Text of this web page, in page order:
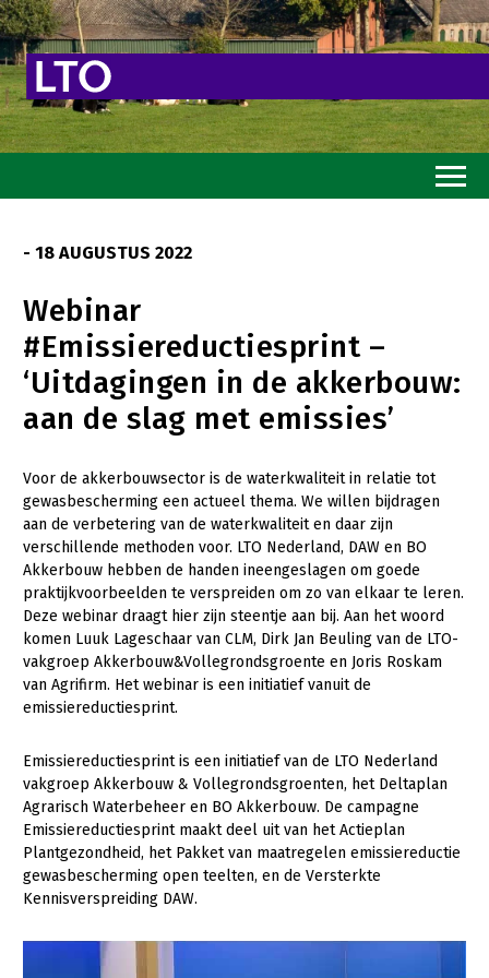
Goed eten
Mooi groen
Sterk ondernemerschap
Thema’s
Gezonde planten
Gezonde dieren
Natuur, klimaat en energie
Bodem en water
Platteland en omgeving
Internationaal
Sectoren
Dier
Biologische Landbouw
Kalverhouderij
Plant
Biologische Landbouw
Multifunctioneel
- 18 AUGUSTUS 2022
Webinar
#Emissiereductiesprint –
‘Uitdagingen in de akkerbouw:
aan de slag met emissies’
Voor de akkerbouwsector is de waterkwaliteit in relatie tot
gewasbescherming een actueel thema. We willen bijdragen
aan de verbetering van de waterkwaliteit en daar zijn
verschillende methoden voor. LTO Nederland, DAW en BO
Akkerbouw hebben de handen ineengeslagen om goede
praktijkvoorbeelden te verspreiden om zo van elkaar te leren.
Deze webinar draagt hier zijn steentje aan bij. Aan het woord
komen Luuk Lageschaar van CLM, Dirk Jan Beuling van de LTO-
vakgroep Akkerbouw&Vollegrondsgroente en Joris Roskam
van Agrifirm. Het webinar is een initiatief vanuit de
emissiereductiesprint.
Emissiereductiesprint is een initiatief van de LTO Nederland
vakgroep Akkerbouw & Vollegrondsgroenten, het Deltaplan
Agrarisch Waterbeheer en BO Akkerbouw. De campagne
Emissiereductiesprint maakt deel uit van het Actieplan
Plantgezondheid, het Pakket van maatregelen emissiereductie
gewasbescherming open teelten, en de Versterkte
Kennisverspreiding DAW.